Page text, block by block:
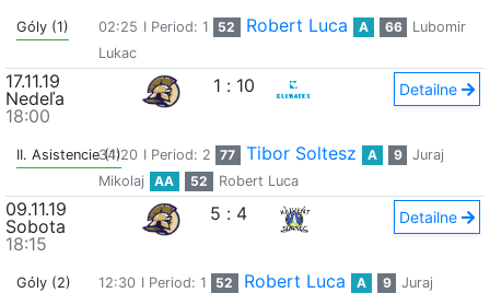
Góly (1) 02:25 I Period: 1 52 Robert Luca A 66
Lubomir
Lukac
17.11.19
Nedeľa
18:00
1 : 10 Detailne
II. Asistencie (1)
34:20 I Period: 2 77 Tibor Soltesz A 9
Juraj
Mikolaj
AA 52 Robert Luca
09.11.19
Sobota
18:15
5 : 4 Detailne
Góly (2) 12:30 I Period: 1 52 Robert Luca A 9
Juraj